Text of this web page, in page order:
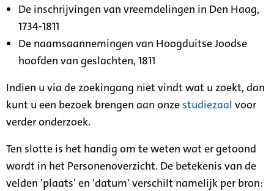
De inschrijvingen van vreemdelingen in Den Haag,
1734-1811
De naamsaannemingen van Hoogduitse Joodse
hoofden van geslachten, 1811
Indien u via de zoekingang niet vindt wat u zoekt, dan
kunt u een bezoek brengen aan onze studiezaal voor
verder onderzoek.
Ten slotte is het handig om te weten wat er getoond
wordt in het Personenoverzicht. De betekenis van de
velden 'plaats' en 'datum' verschilt namelijk per bron: